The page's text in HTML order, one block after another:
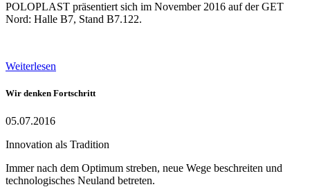
POLOPLAST präsentiert sich im November 2016 auf der GET
Nord: Halle B7, Stand B7.122.
Weiterlesen
Wir denken Fortschritt
05.07.2016
Innovation als Tradition
Immer nach dem Optimum streben, neue Wege beschreiten und
technologisches Neuland betreten.